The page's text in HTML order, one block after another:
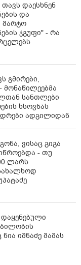
თავს დაესხნენ
და
მარტო
ჯგუფი" - რა
გმირები,
მონაწილეებმა
სანთლები
ხსოვნას
ადგილიდან
ვისაც გიგა
- თუ
ლარს
იმნაძე მამას